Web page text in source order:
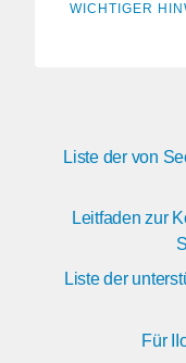
WICHTIGER
Liste der von
Leitfaden zur
Liste der
Für